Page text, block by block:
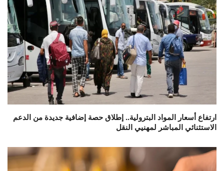
ارتفاع أسعار المواد البترولية.. إطلاق حصة إضافية جديدة من الدعم
الاستثنائي المباشر لمهنيي النقل